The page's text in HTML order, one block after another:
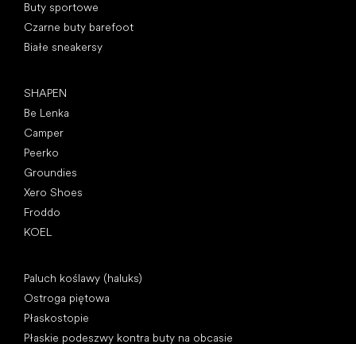
Buty sportowe
Czarne buty barefoot
Białe sneakersy
SHAPEN
Be Lenka
Camper
Peerko
Groundies
Xero Shoes
Froddo
KOEL
Paluch koślawy (haluks)
Ostroga piętowa
Płaskostopie
Płaskie podeszwy kontra buty na obcasie